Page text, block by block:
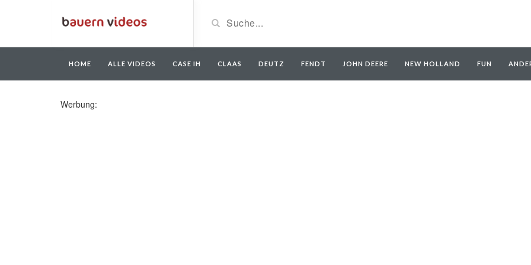
HOME ALLE VIDEOS CASE IH CLAAS DEUTZ FENDT JOHN DEERE NEW HOLLAND FUN
Werbung: